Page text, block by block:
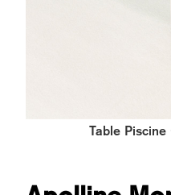
Table